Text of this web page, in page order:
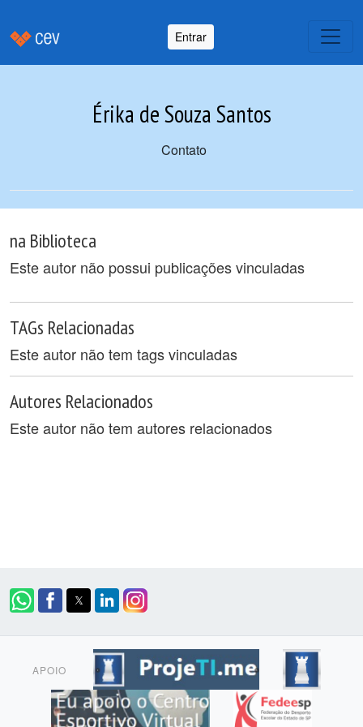
Entrar
Érika de Souza Santos
Contato
na Biblioteca
Este autor não possui publicações vinculadas
TAGs Relacionadas
Este autor não tem tags vinculadas
Autores Relacionados
Este autor não tem autores relacionados
APOIO